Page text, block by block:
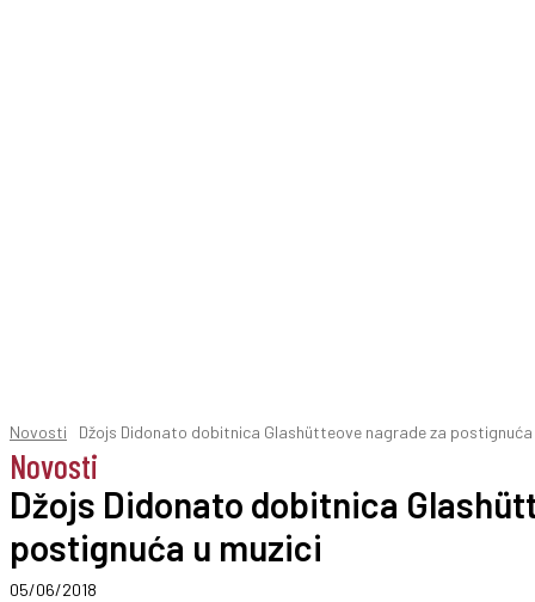
Novosti Džojs Didonato dobitnica Glashütteove nagrade za postignuća
Novosti
Džojs Didonato dobitnica
postignuća u muzici
05/06/2018